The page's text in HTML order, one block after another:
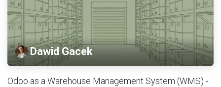
Dawid Gacek
Odoo as a Warehouse Management System (WMS) -